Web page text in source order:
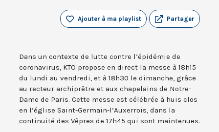
Partager
Ajouter à ma playlist
Dans un contexte de lutte contre l’épidémie de
coronavirus, KTO propose en direct la messe à 18h15
du lundi au vendredi, et à 18h30 le dimanche, grâce
au recteur archiprêtre et aux chapelains de Notre-
Dame de Paris. Cette messe est célébrée à huis clos
en l’église Saint-Germain-l’Auxerrois, dans la
continuité des Vêpres de 17h45 qui sont maintenues.